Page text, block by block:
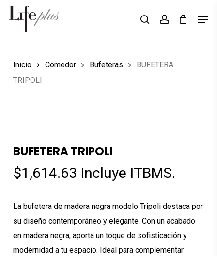
Skip
Búsqueda
productos
searchaccount
Inicio Comedor Bufeteras
BUFETERA
TRIPOLI
BUFETERA TRIPOLI
$1,614.63 Incluye ITBMS.
La bufetera de madera negra modelo Tripoli destaca por
su diseño contemporáneo y elegante. Con un acabado
en madera negra, aporta un toque de sofisticación y
modernidad a tu espacio. Ideal para complementar